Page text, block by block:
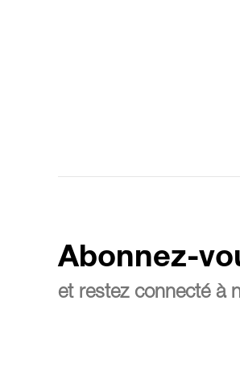
Abonnez-
et restez connecté à